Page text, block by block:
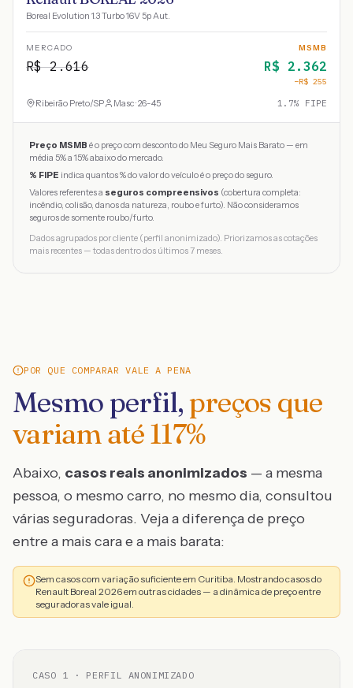
Boreal Evolution 1.3 Turbo 16V 5p Aut.
MERCADO
R$2.616
MSMB
R$ 2.362
−R$ 255
Ribeirão Preto/SP Masc · 26-45 1.7% FIPE
Preço MSMB é o preço com desconto do Meu Seguro Mais Barato — em
média 5% a 15% abaixo do mercado.
% FIPE indica quantos % do valor do veículo é o preço do seguro.
Valores referentes a seguros compreensivos (cobertura completa:
incêndio, colisão, danos da natureza, roubo e furto). Não consideramos
seguros de somente roubo/furto.
Dados agrupados por cliente (perfil anonimizado). Priorizamos as cotações
mais recentes — todas dentro dos últimos 7 meses.
POR QUE COMPARAR VALE A PENA
Mesmo perfil, preços que
variam até117%
Abaixo, casos reais anonimizados — a mesma
pessoa, o mesmo carro, no mesmo dia, consultou
várias seguradoras. Veja a diferença de preço
entre a mais cara e a mais barata:
Sem casos com variação suficiente em Curitiba. Mostrando casos do
Renault Boreal 2026 em outras cidades — a dinâmica de preço entre
seguradoras vale igual.
CASO 1 · PERFIL ANONIMIZADO